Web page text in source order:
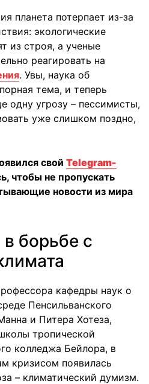
планета потерпает из-за
экологические
из строя, а ученые
реагировать на
. Увы, наука об
тема, и теперь
одну угрозу – пессимисты,
уже слишком поздно,
свой Telegram-
чтобы не пропускать
новости из мира
борьбе с
кафедры наук о
Пенсильванского
и Питера Хотеза,
тропической
колледжа Бейлора, в
кризисом появилась
– климатический думизм.